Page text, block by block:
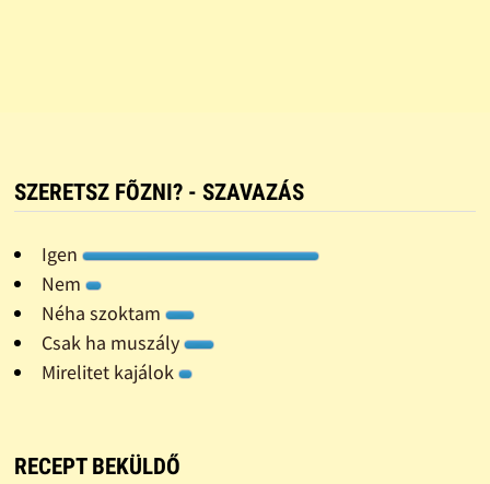
SZERETSZ FÕZNI? - SZAVAZÁS
Igen
Nem
Néha szoktam
Csak ha muszály
Mirelitet kajálok
RECEPT BEKÜLDŐ